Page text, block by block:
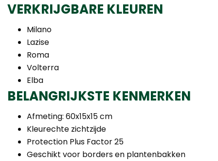
VERKRIJGBARE KLEUREN
Milano
Lazise
Roma
Volterra
Elba
BELANGRIJKSTE KENMERKEN
Afmeting: 60x15x15 cm
Kleurechte zichtzijde
Protection Plus Factor 25
Geschikt voor borders en plantenbakken